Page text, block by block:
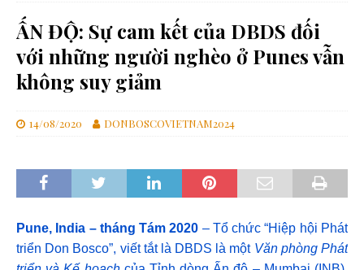
ẤN ĐỘ: Sự cam kết của DBDS đối
với những người nghèo ở Punes vẫn
không suy giảm
14/08/2020 DONBOSCOVIETNAM2024
Pune, India – tháng Tám 2020 – Tổ chức “Hiệp hội Phát
triển Don Bosco”, viết tắt là DBDS là một Văn phòng Phát